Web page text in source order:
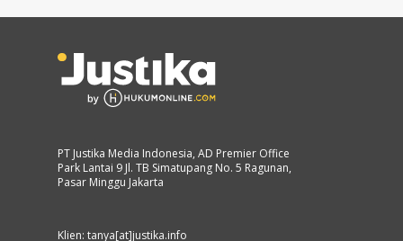
PT Justika Media Indonesia, AD Premier Office
Park Lantai 9 Jl. TB Simatupang No. 5 Ragunan,
Pasar Minggu Jakarta
Klien: tanya[at]justika.info